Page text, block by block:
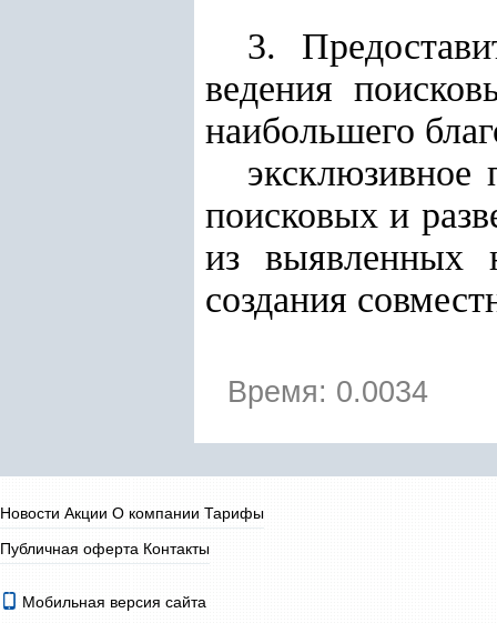
3.
ведения
наибольшего
эксклюзивное
поисковых и
из выявленных
создания
Время: 0.0034
Новости Акции О компании Тарифы
Публичная оферта Контакты
Мобильная версия сайта